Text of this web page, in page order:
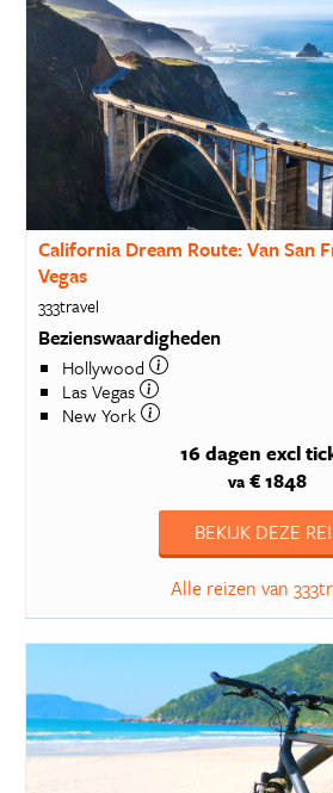
California Dream Route: Van San
Vegas
333travel
Bezienswaardigheden
Hollywood
Las Vegas
New York
16 dagen excl
va € 1848
BEKIJK DEZE
Alle reizen van